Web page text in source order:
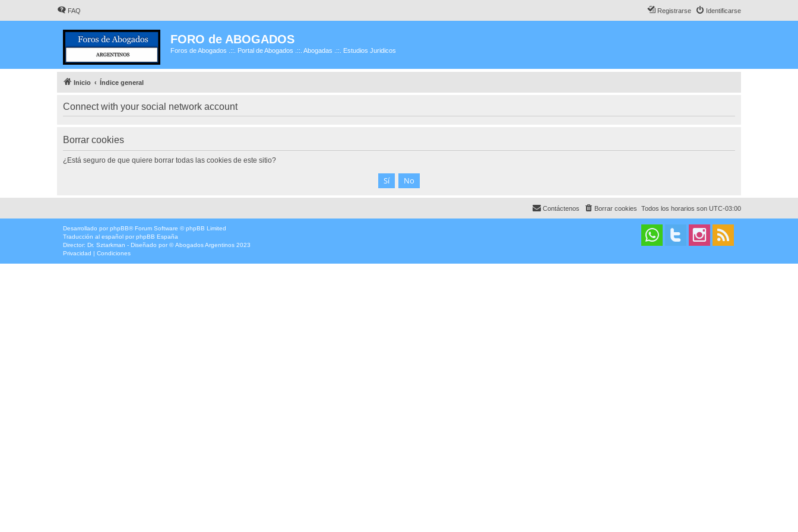
FAQ Identificarse
Registrarse
FORO de ABOGADOS
Foros de Abogados .::. Portal de Abogados .::. Abogadas .::. Estudios Juridicos
Inicio Índice general
Connect with your social network account
Borrar cookies
¿Está seguro de que quiere borrar todas las cookies de este sitio?
Todos los horarios son UTC-03:00
Borrar cookies
Contáctenos
Desarrollado por phpBB® Forum Software © phpBB Limited
Traducción al español por phpBB España
Director: Dr. Sztarkman - Diseñado por ©Abogados Argentinos 2023
Privacidad | Condiciones